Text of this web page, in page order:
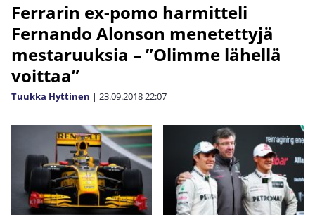
Ferrarin ex-pomo harmitteli
Fernando Alonson menetettyjä
mestaruuksia – ”Olimme lähellä
voittaa”
Tuukka Hyttinen | 23.09.201822:07